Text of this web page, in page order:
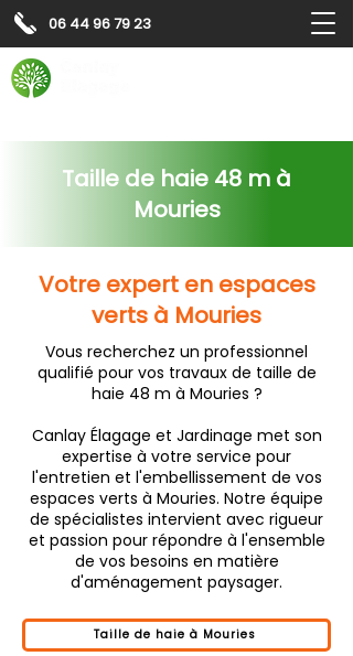
06 44 96 79 23
Taille de haie 48 m à
Mouries
Votre expert en espaces
verts à Mouries
Vous recherchez un professionnel
qualifié pour vos travaux de taille de
haie 48 m à Mouries ?
Canlay Élagage et Jardinage met son
expertise à votre service pour
l'entretien et l'embellissement de vos
espaces verts à Mouries. Notre équipe
de spécialistes intervient avec rigueur
et passion pour répondre à l'ensemble
de vos besoins en matière
d'aménagement paysager.
Taille de haie à Mouries